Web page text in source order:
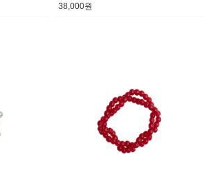
38,000원